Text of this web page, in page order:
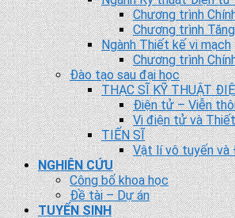
Chương trình
Chương trình
Ngành Thiết kế vi mạch
Chương trình
Đào tạo sau đại học
THẠC SĨ KỸ THUẬT
Điện tử – Viễn
Vi điện tử và
TIẾN SĨ
Vật lí vô tuyến và
NGHIÊN CỨU
Công bố khoa học
Đề tài – Dự án
TUYỂN SINH